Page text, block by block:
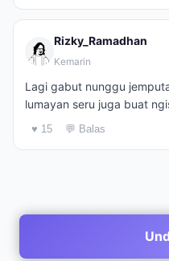
Rizky_Ramadhan
Kemarin
Lagi gabut nunggu
lumayan seru juga buat
♥ 15 💬 Balas